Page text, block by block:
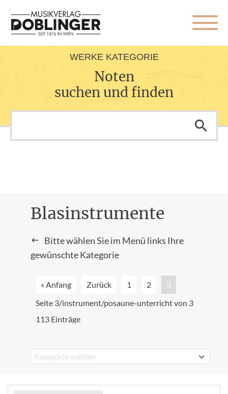
WERKE KATEGORIE
Noten
suchen und finden
Blasinstrumente
Bitte wählen Sie im Menü links Ihre
gewünschte Kategorie
« Anfang Zurück 1 2
3
Seite 3/instrument/posaune-unterricht von 3
113 Einträge
Kategorie wählen